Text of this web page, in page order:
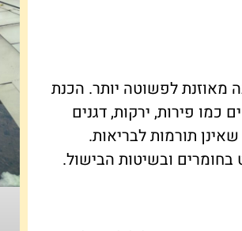
מאוזנת לפשוטה יותר. הכנת
כמו פירות, ירקות, דגנים
תורמות לבריאות.
בחומרים ובשיטות הבישול.